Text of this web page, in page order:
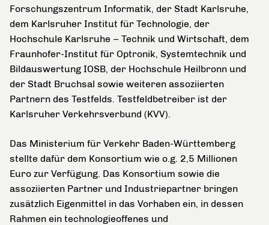
Forschungszentrum Informatik, der Stadt Karlsruhe,
dem Karlsruher Institut für Technologie, der
Hochschule Karlsruhe – Technik und Wirtschaft, dem
Fraunhofer-Institut für Optronik, Systemtechnik und
Bildauswertung IOSB, der Hochschule Heilbronn und
der Stadt Bruchsal sowie weiteren assoziierten
Partnern des Testfelds. Testfeldbetreiber ist der
Karlsruher Verkehrsverbund (KVV).
Das Ministerium für Verkehr Baden-Württemberg
stellte dafür dem Konsortium wie o.g. 2,5 Millionen
Euro zur Verfügung. Das Konsortium sowie die
assoziierten Partner und Industriepartner bringen
zusätzlich Eigenmittel in das Vorhaben ein, in dessen
Rahmen ein technologieoffenes und